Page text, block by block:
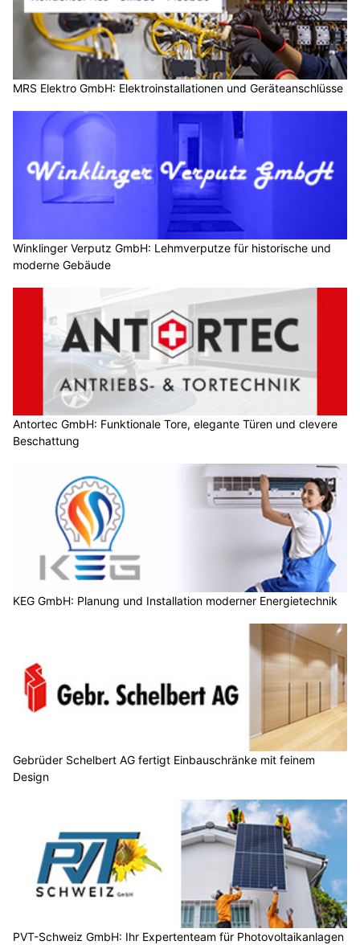
MRS Elektro GmbH: Elektroinstallationen und Geräteanschlüsse
Winklinger Verputz GmbH: Lehmverputze für historische und
moderne Gebäude
Antortec GmbH: Funktionale Tore, elegante Türen und clevere
Beschattung
KEG GmbH: Planung und Installation moderner Energietechnik
Gebrüder Schelbert AG fertigt Einbauschränke mit feinem
Design
PVT-Schweiz GmbH: Ihr Expertenteam für Photovoltaikanlagen